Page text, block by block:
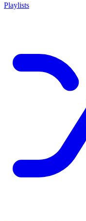
Playlists